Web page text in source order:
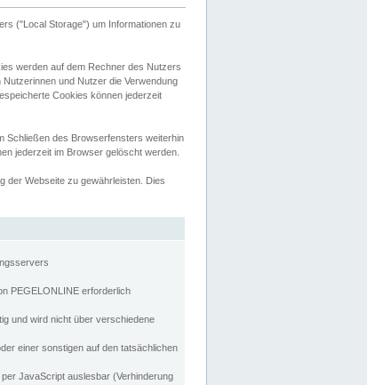
("Local Storage") um Informationen zu
werden auf dem Rechner des Nutzers
und Nutzer die Verwendung
Cookies können jederzeit
Schließen des Browserfensters weiterhin
jederzeit im Browser gelöscht werden.
der Webseite zu gewährleisten. Dies
PEGELONLINE erforderlich
und wird nicht über verschiedene
einer sonstigen auf den tatsächlichen
JavaScript auslesbar (Verhinderung